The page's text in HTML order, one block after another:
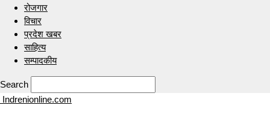
रोजगार
विचार
प्रदेश खबर
साहित्य
सम्पादकीय
Search
Indrenionline.com